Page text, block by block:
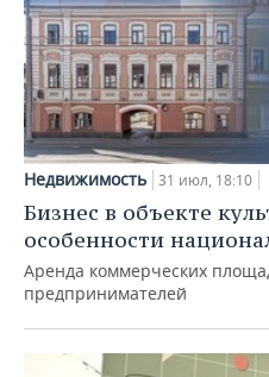
Недвижимость 31 июл, 18:10
Бизнес в объекте
особенности
Аренда коммерческих
предпринимателей